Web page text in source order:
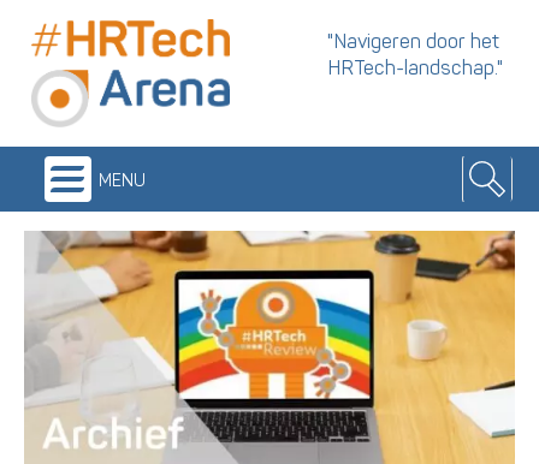
"Navigeren door het
HRTech-landschap."
menu